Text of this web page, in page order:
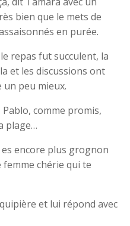
bien que le mets de
en purée.
repas fut succulent, la
et les discussions ont
peu mieux.
comme promis,
plage…
es encore plus grognon
femme chérie qui te
et lui répond avec